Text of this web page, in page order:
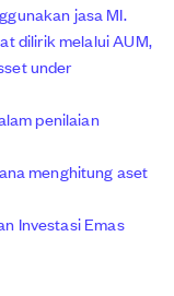
jasa MI.
dilirik melalui AUM,
under
penilaian
menghitung aset
Investasi Emas